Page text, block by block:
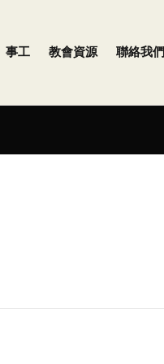
事工 教會資源 聯絡我們